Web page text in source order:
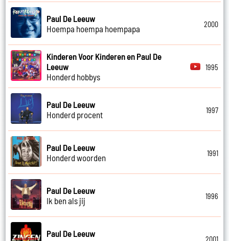
Paul De Leeuw
Hoempa hoempa hoempapa
2000
Kinderen Voor Kinderen en Paul De
Leeuw
Honderd hobbys
1995
Paul De Leeuw
Honderd procent
1997
Paul De Leeuw
Honderd woorden
1991
Paul De Leeuw
Ik ben als jij
1996
Paul De Leeuw
2001